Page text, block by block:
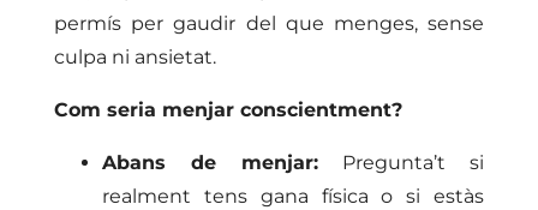
permís per gaudir del que menges, sense
culpa ni ansietat.
Com seria menjar conscientment?
Abans de menjar: Pregunta’t si
realment tens gana física o si estàs